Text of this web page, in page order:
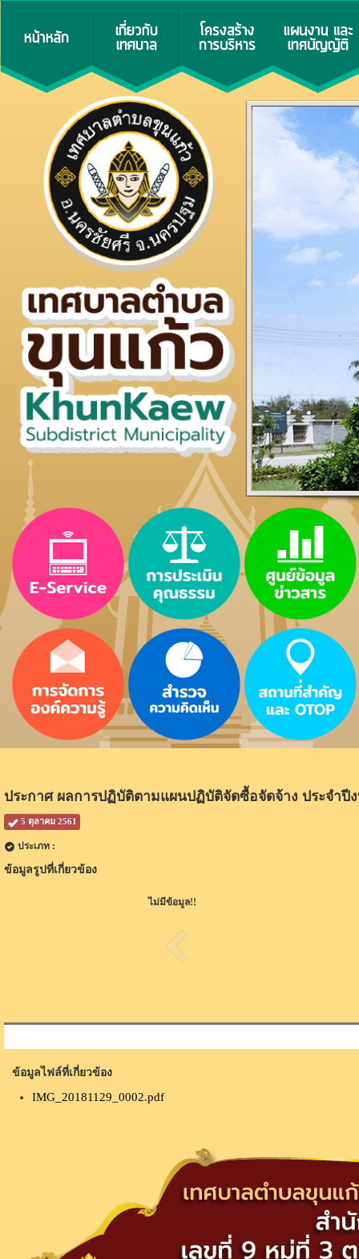
ประกาศ ผลการปฏิบัติตามแผนปฏิบัติจัดซื้อจัดจ้าง ประจำปี
5 ตุลาคม 2561
ประเภท :
ข้อมูลรูปที่เกี่ยวข้อง
ไม่มีข้อมูล!!
ข้อมูลไฟล์ที่เกี่ยวข้อง
IMG_20181129_0002.pdf